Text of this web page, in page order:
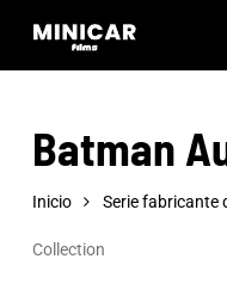
Skip
contentBatman
Inicio Serie fabricante
Collection